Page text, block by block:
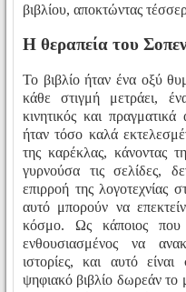
βιβλίου, αποκτώντας
Η θεραπεία του
Το βιβλίο ήταν ένα οξύ
κάθε στιγμή μετράει,
κινητικός και
ήταν τόσο καλά
της καρέκλας, κάνοντας
γυρνούσα τις σελίδες,
επιρροή της λογοτεχνίας
αυτό μπορούν να
κόσμο. Ως κάποιος που
ενθουσιασμένος να
ιστορίες, και αυτό
ψηφιακό βιβλίο δωρεάν το